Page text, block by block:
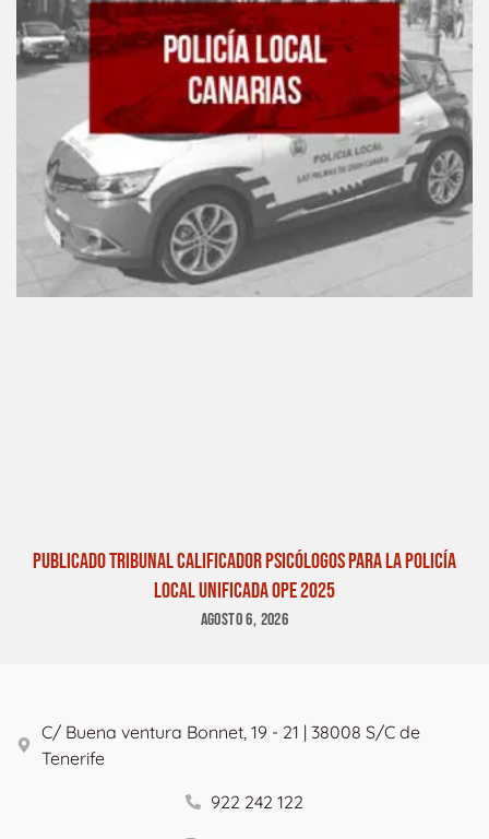
PUBLICADO TRIBUNAL CALIFICADOR PSICÓLOGOS PARA LA POLICÍA
LOCAL UNIFICADA OPE 2025
AGOSTO 6, 2026
C/ Buena ventura Bonnet, 19 - 21 | 38008 S/C de
Tenerife
922 242 122